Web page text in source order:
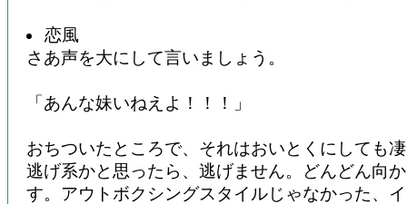
恋風
さあ声を大にして言いましょう。
「あんな妹いねえよ！！！」
おちついたところで、それはおいとくにしても
逃げ系かと思ったら、逃げません。どんどん向
す。アウトボクシングスタイルじゃなかった、